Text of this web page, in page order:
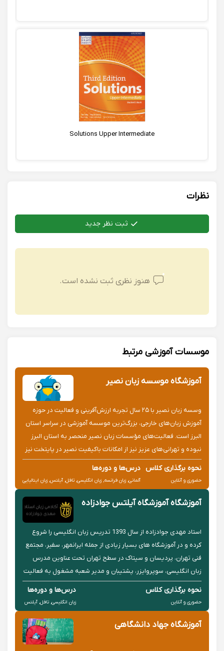
Solutions Upper Intermediate
نظرات
ثبت نظر جدید
هنوز نظری ثبت نشده است.
موسسات آموزشی مرتبط
آموزشگاه موسسه زبان نصیر
وسسه زبان نصیر با ۲۵ سال تجربه ارزش‌آفرینی و فعالیت در حوزه
آموزش زبان‌های خارجی، بزرگ‌ترین موسسه آموزشی در سراسر استان
البرز است. فعالیت‌های مؤسسات زبان نصیر منحصر به استان البرز
نبوده و تهرانی‌های عزیز نیز از امکانات باکیفیت نصیر در پایتخت نیز
بهره‌مند هستند.
نحوه برگذاری کلاس
حضوری و آنلاین
درس‌ها و دوره‌ها
آلمانی, زبان فرانسه, زبان انگلیسی, تافل, آیلتس, زبان ایتالیایی
آموزشگاه آموزشگاه آیلتس جوادزاده
استاد مهدی جوادزاده از سال 1393 تدریس زبان انگلیسی را شروع
کرده و در آموزشگاه های بسیار زیادی از جمله ایرانمهر، سفیر، مجتمع
فنی تهران، پردیسان و سیتاک در سطح تهران تحت عناوین مدرس
زبان انگلیسی، سوپروایزر، پشتیبان و مدیر شعبه مشغول به فعالیت
بوده است و تا به امروز بیش از 1000 زبان آموز داشته است.
نحوه برگذاری کلاس
حضوری و آنلاین
درس‌ها و دوره‌ها
زبان انگلیسی, تافل, آیلتس
آموزشگاه جهاد دانشگاهی